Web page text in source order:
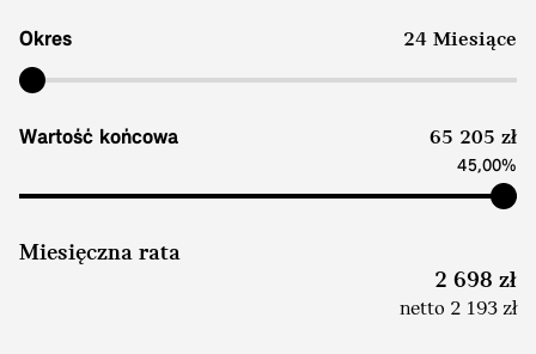
Okres 24 Miesiące
Wartość końcowa 65 205 zł
45,00%
Miesięczna rata
2 698 zł
netto 2 193 zł